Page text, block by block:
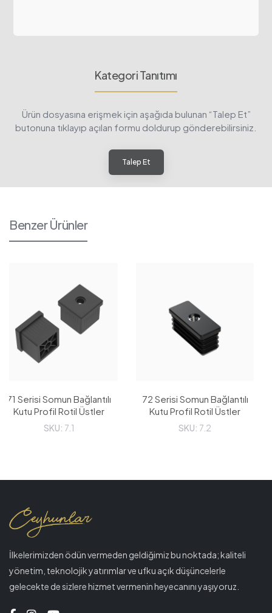
Kategori Tanıtımı
Ürün dosyasına erişmek için aşağıda bulunan “Talep Et”
butonuna tıklayıp açılan formu doldurup gönderebilirsiniz.
Talep Et
Benzer Ürünler
71 Serisi Somun Bağlantılı
Kutu Profil Rotil Üstler
SKU: 7.1
72 Serisi Somun Bağlantılı
Kutu Profil Rotil Üstler
SKU: 7.2
İlkelerimizden ödün vermeden geldiğimiz bu noktada; kaliteli
yönetim, teknolojik yatırımlar ve ufku açık düşüncelerle
gelecekte de sizlere hizmet vermenin heyecanını yaşıyoruz.